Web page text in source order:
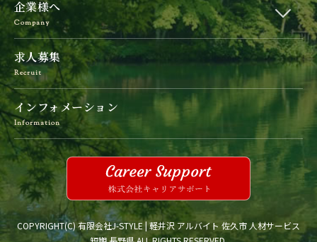
企業様へ
Company
求人募集
Recruit
インフォメーション
Information
COPYRIGHT(C) 有限会社J-STYLE | 軽井沢 アルバイト 佐久市 人材サービス